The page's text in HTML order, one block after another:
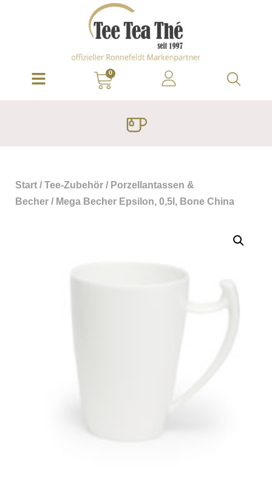
0
Start / Tee-Zubehör / Porzellantassen &
Becher / Mega Becher Epsilon, 0,5l, Bone China